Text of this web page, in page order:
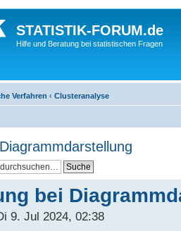
STATISTIK-FORUM.de
Hilfe und Beratung bei statistischen Fragen
Verfahren ‹ Clusteranalyse
bei
9. Jul 2024, 02:38